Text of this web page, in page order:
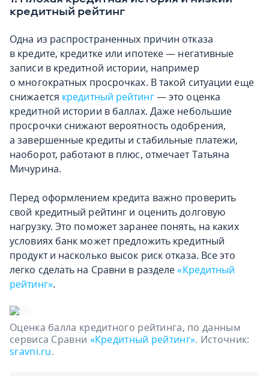
кредитный рейтинг
Одна из распространенных причин отказа
в кредите, кредитке или ипотеке — негативные
записи в кредитной истории, например
о многократных просрочках. В такой ситуации еще
снижается кредитный рейтинг— это оценка
кредитной истории в баллах. Даже небольшие
просрочки снижают вероятность одобрения,
а завершенные кредиты и стабильные платежи,
наоборот, работают в плюс, отмечает Татьяна
Мичурина.
Перед оформлением кредита важно проверить
свой кредитный рейтинг и оценить долговую
нагрузку. Это поможет заранее понять, на каких
условиях банк может предложить кредитный
продукт и насколько высок риск отказа. Все это
легко сделать на Сравни в разделе«Кредитный
рейтинг».
Оценка балла кредитного рейтинга, по данным
сервиса Сравни «Кредитный рейтинг». Источник:
sravni.ru.